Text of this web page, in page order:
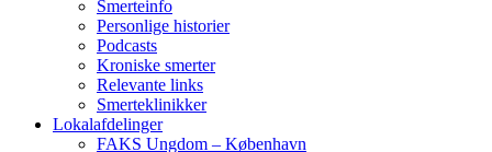
Smerteinfo
Personlige historier
Podcasts
Kroniske smerter
Relevante links
Smerteklinikker
Lokalafdelinger
FAKS Ungdom – København